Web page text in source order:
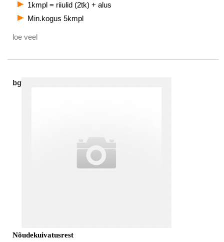
1kmpl = riiulid (2tk) + alus
Min.kogus 5kmpl
loe veel
bg
Nõudekuivatusrest